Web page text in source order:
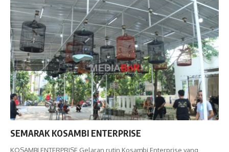
SEMARAK KOSAMBI ENTERPRISE
KOSAMBI ENTERPRISE Gelaran rutin Kosambi Enterprise yang